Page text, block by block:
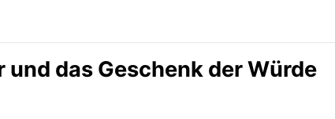
und das Geschenk der Würde